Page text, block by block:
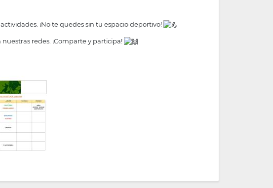
¡No te quedes sin tu espacio deportivo!
redes. ¡Comparte y participa!